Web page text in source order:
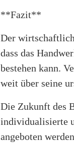
**Fazit**
Der
dass das
bestehen kann.
weit über seine
Die Zukunft des
individualisierte
angeboten